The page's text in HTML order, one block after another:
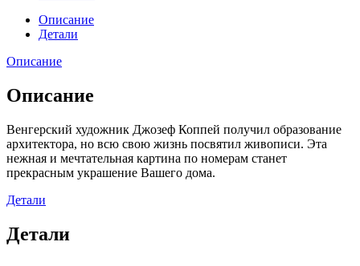
Описание
Детали
Описание
Описание
Венгерский художник Джозеф Коппей получил образование
архитектора, но всю свою жизнь посвятил живописи. Эта
нежная и мечтательная картина по номерам станет
прекрасным украшение Вашего дома.
Детали
Детали